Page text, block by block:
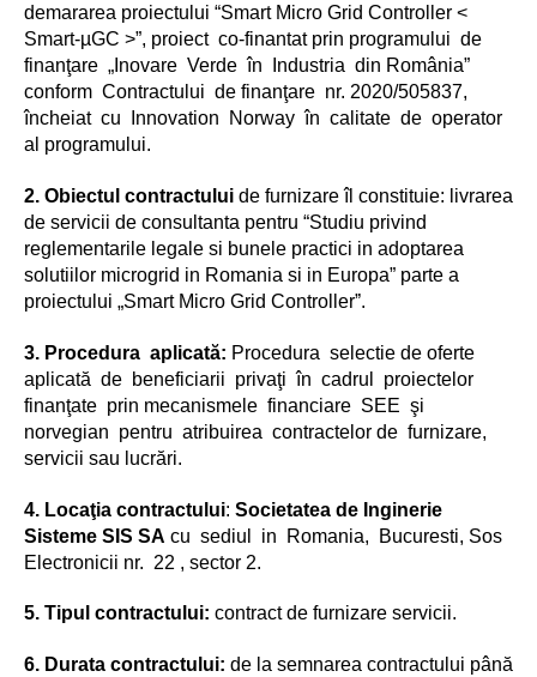
demararea proiectului “Smart Micro Grid Controller <
Smart-µGC >”, proiect co-finantat prin programului de
finanţare „Inovare Verde în Industria din România”
conform Contractului de finanţare nr. 2020/505837,
încheiat cu Innovation Norway în calitate de operator
al programului.
2. Obiectul contractului de furnizare îl constituie: livrarea
de servicii de consultanta pentru “Studiu privind
reglementarile legale si bunele practici in adoptarea
solutiilor microgrid in Romania si in Europa” parte a
proiectului „Smart Micro Grid Controllerˮ.
3. Procedura aplicată: Procedura selectie de oferte
aplicată de beneficiarii privaţi în cadrul proiectelor
finanţate prin mecanismele financiare SEE şi
norvegian pentru atribuirea contractelor de furnizare,
servicii sau lucrări.
4. Locaţia contractului: Societatea de Inginerie
Sisteme SIS SA cu sediul in Romania, Bucuresti, Sos
Electronicii nr. 22 , sector 2.
5. Tipul contractului: contract de furnizare servicii.
6. Durata contractului: de la semnarea contractului până